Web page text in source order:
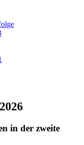
in der zweite